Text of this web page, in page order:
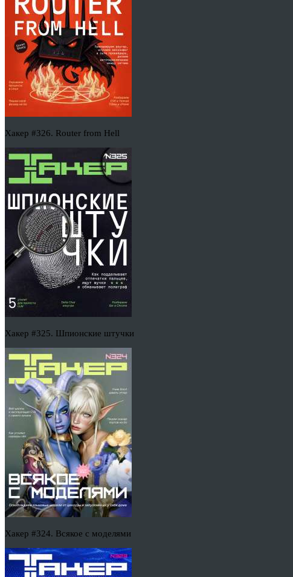
Хакер #326. Router from Hell
Хакер #325. Шпионские штучки
Хакер #324. Всякое с моделями